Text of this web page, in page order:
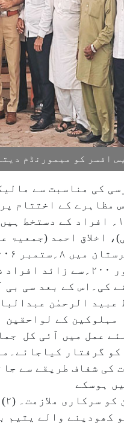
افسر کو میمورنڈم
دھماکوں کی ۲۰؍ویں برسی
مظاہرے کے اختتام
کے نام ارسال کیا گیا۔اس خط
اخلاق احمد (جمعیۃ
دھماکوں میں
کی۔اس کے بعد سی
عبید الرحمٰن
مہلوکین کے
عمل میں آئی کل
گرفتار
کی شفاف طریقے سے
ہوسکے
کو کھودینے والے